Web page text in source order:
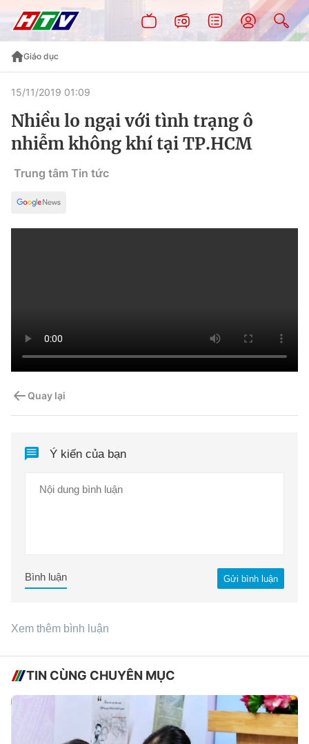
Giáo dục
15/11/2019 01:09
Nhiều lo ngại với tình trạng ô
nhiễm không khí tại TP.HCM
Trung tâm Tin tức
Quay lại
Ý kiến của bạn
Gửi bình luận
Bình luận
Xem thêm bình luận
TIN CÙNG CHUYÊN MỤC